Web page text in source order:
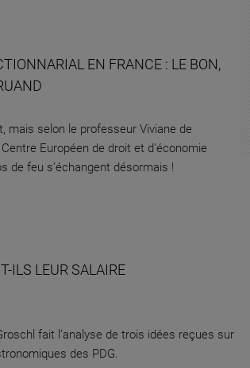
EN FRANCE : LE BON,
mais selon le professeur Viviane de
Européen de droit et d'économie
de feu s’échangent désormais !
ILS LEUR SALAIRE
fait l’analyse de trois idées reçues sur
des PDG.